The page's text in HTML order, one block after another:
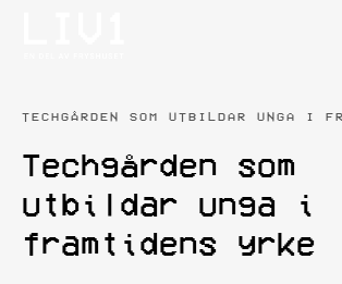
TECHGÅRDEN SOM UTBILDAR UNGA I
Techgården som
utbildar unga i
framtidens yrke